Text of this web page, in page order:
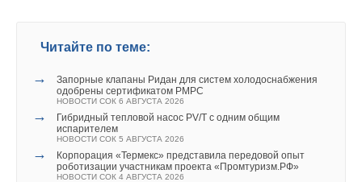
Читайте по теме:
→
Запорные клапаны Ридан для систем холодоснабжения
одобрены сертификатом РМРС
НОВОСТИ СОК 6 АВГУСТА 2026
→
Гибридный тепловой насос PV/T с одним общим
испарителем
НОВОСТИ СОК 5 АВГУСТА 2026
→
Корпорация «Термекс» представила передовой опыт
роботизации участникам проекта «Промтуризм.РФ»
НОВОСТИ СОК 4 АВГУСТА 2026
→ ЕВРАРОС и РЭЦ обсудили возможности для роста
НОВОСТИ СОК 10 ИЮНЯ 2026
Русклимат на ПМЭФ-2026: инновации и партнёрства
→
Свежий воздух без компромиссов: новые приточно-
вытяжные установки SHUFT UniMAX для квартиры и
ЖУРНАЛ СОК ИЮНЬ 2026
Водонагреватель Royal Thermo Smalto Inverter: